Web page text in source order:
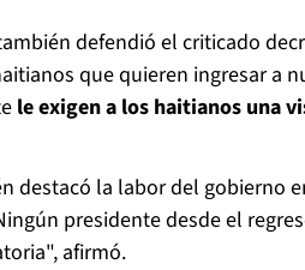
defendió el criticado
que quieren ingresar a
le exigen a los haitianos una
destacó la labor del gobierno
presidente desde el
afirmó.